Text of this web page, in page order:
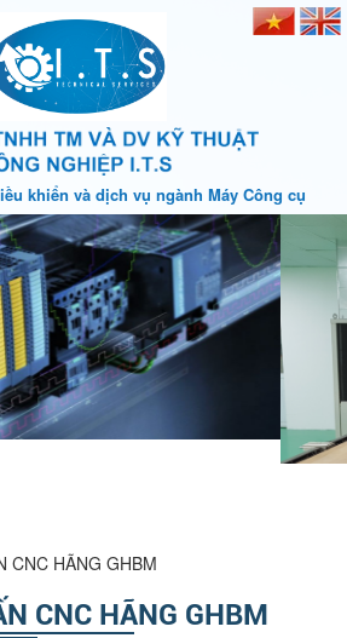
khiển và dịch vụ ngành Máy Công cụ
CNC HÃNG GHBM
CNC HÃNG GHBM